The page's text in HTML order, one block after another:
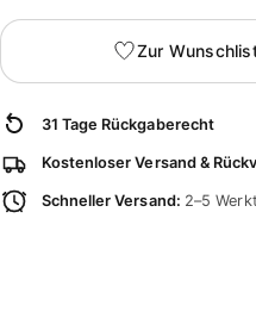
Zur
31 Tage Rückgaberecht
Kostenloser Versand &
Schneller Versand: 2–5